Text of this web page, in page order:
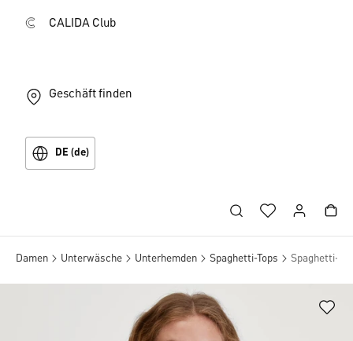
CALIDA Club
Geschäft finden
DE (de)
Damen Unterwäsche Unterhemden Spaghetti-Tops Spaghetti-Top